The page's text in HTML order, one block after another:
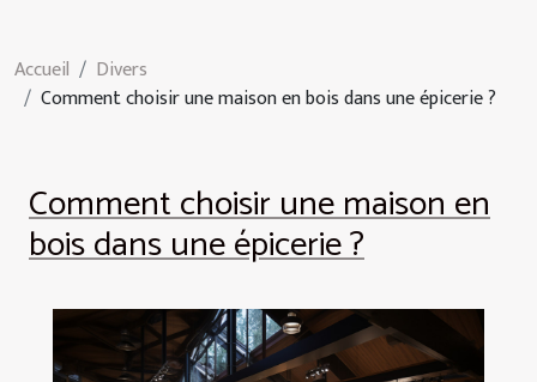
Accueil
Divers
Comment choisir une maison en bois dans une épicerie ?
Comment choisir une maison en
bois dans une épicerie ?